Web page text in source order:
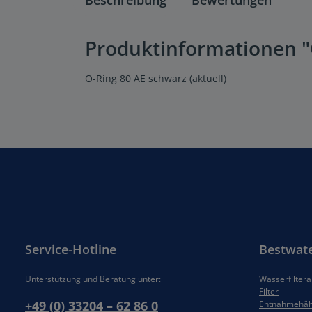
Produktinformationen
O-Ring 80 AE schwarz (aktuell)
Service-Hotline
Unterstützung und Beratung unter:
+49 (0) 33204 – 62 86 0
Filter